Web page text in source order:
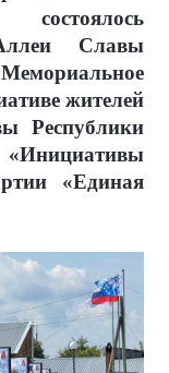
Славы
жителей
Республики
«Единая